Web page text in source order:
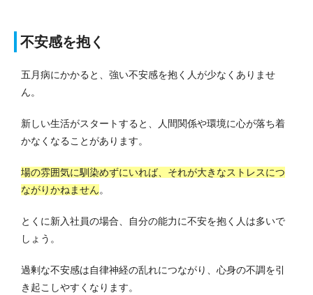
不安感を抱く
五月病にかかると、強い不安感を抱く人が少なくありませ
ん。
新しい生活がスタートすると、人間関係や環境に心が落ち着
かなくなることがあります。
場の雰囲気に馴染めずにいれば、それが大きなストレスにつ
ながりかねません。
とくに新入社員の場合、自分の能力に不安を抱く人は多いで
しょう。
過剰な不安感は自律神経の乱れにつながり、心身の不調を引
き起こしやすくなります。